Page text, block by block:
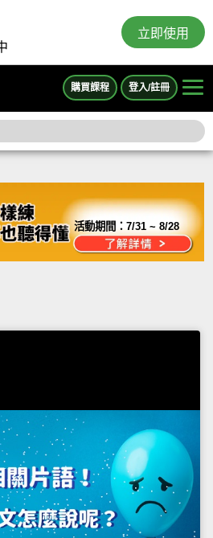
立即使用
購買課程 登入/註冊
活動期間：7/31 ~ 8/28